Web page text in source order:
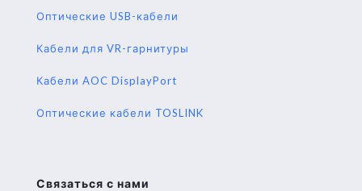
Оптические USB-кабели
Кабели для VR-гарнитуры
Кабели AOC DisplayPort
Оптические кабели TOSLINK
Связаться с нами